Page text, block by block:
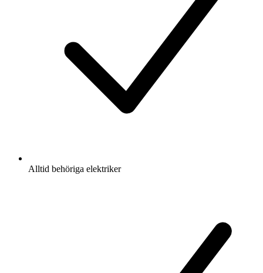
Alltid behöriga elektriker